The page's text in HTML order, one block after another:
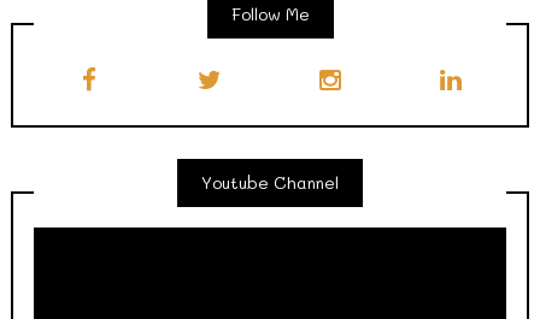
Follow Me
Youtube Channel